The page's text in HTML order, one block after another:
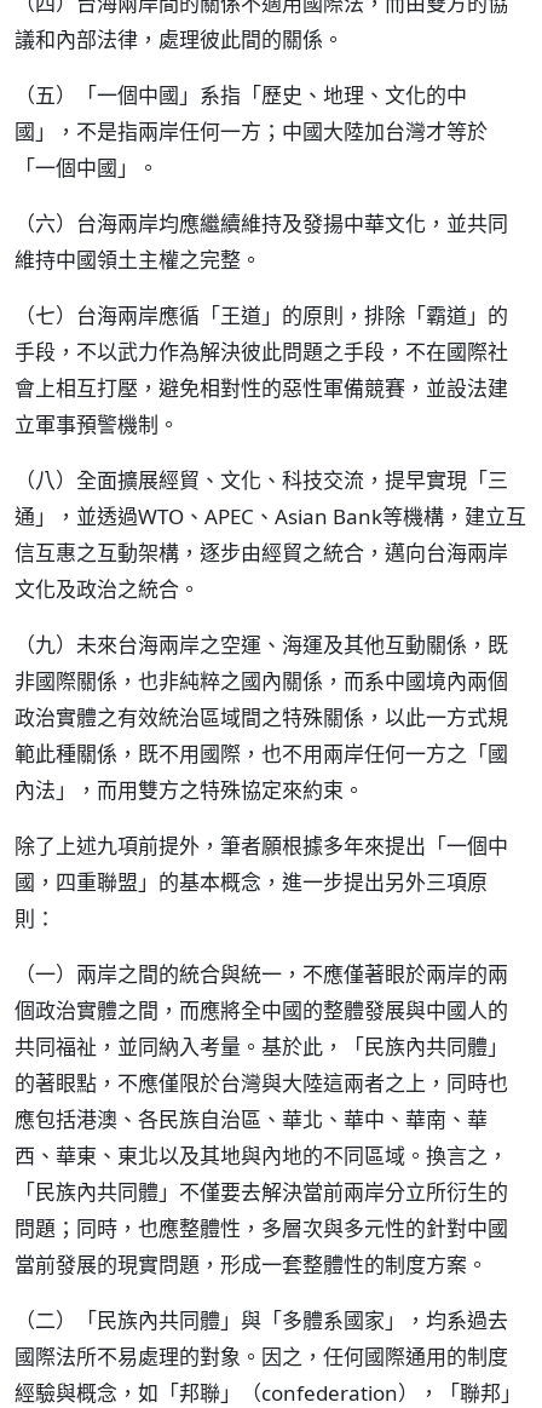
議和內部法律，處理彼此間的關係。
（五）「一個中國」系指「歷史、地理、文化的中
國」，不是指兩岸任何一方；中國大陸加台灣才等於
「一個中國」。
（六）台海兩岸均應繼續維持及發揚中華文化，並共同
維持中國領土主權之完整。
（七）台海兩岸應循「王道」的原則，排除「霸道」的
手段，不以武力作為解決彼此問題之手段，不在國際社
會上相互打壓，避免相對性的惡性軍備競賽，並設法建
立軍事預警機制。
（八）全面擴展經貿、文化、科技交流，提早實現「三
通」，並透過WTO、APEC、Asian Bank等機構，建立互
信互惠之互動架構，逐步由經貿之統合，邁向台海兩岸
文化及政治之統合。
（九）未來台海兩岸之空運、海運及其他互動關係，既
非國際關係，也非純粹之國內關係，而系中國境內兩個
政治實體之有效統治區域間之特殊關係，以此一方式規
範此種關係，既不用國際，也不用兩岸任何一方之「國
內法」，而用雙方之特殊協定來約束。
除了上述九項前提外，筆者願根據多年來提出「一個中
國，四重聯盟」的基本概念，進一步提出另外三項原
則：
（一）兩岸之間的統合與統一，不應僅著眼於兩岸的兩
個政治實體之間，而應將全中國的整體發展與中國人的
共同福祉，並同納入考量。基於此，「民族內共同體」
的著眼點，不應僅限於台灣與大陸這兩者之上，同時也
應包括港澳、各民族自治區、華北、華中、華南、華
西、華東、東北以及其地與內地的不同區域。換言之，
「民族內共同體」不僅要去解決當前兩岸分立所衍生的
問題；同時，也應整體性，多層次與多元性的針對中國
當前發展的現實問題，形成一套整體性的制度方案。
（二）「民族內共同體」與「多體系國家」，均系過去
國際法所不易處理的對象。因之，任何國際通用的制度
經驗與概念，如「邦聯」（confederation），「聯邦」